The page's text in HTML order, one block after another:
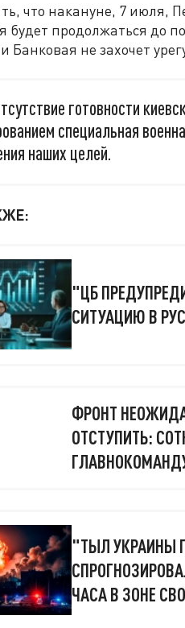
что накануне, 7 июля,
будет продолжаться до
Банковая не захочет
готовности
специальная
наших целей.
"ЦБ
СИТУАЦИЮ В
ФРОНТ
ОТСТУПИТЬ:
"ТЫЛ УКРАИНЫ
ЧАСА В ЗОНЕ СВО